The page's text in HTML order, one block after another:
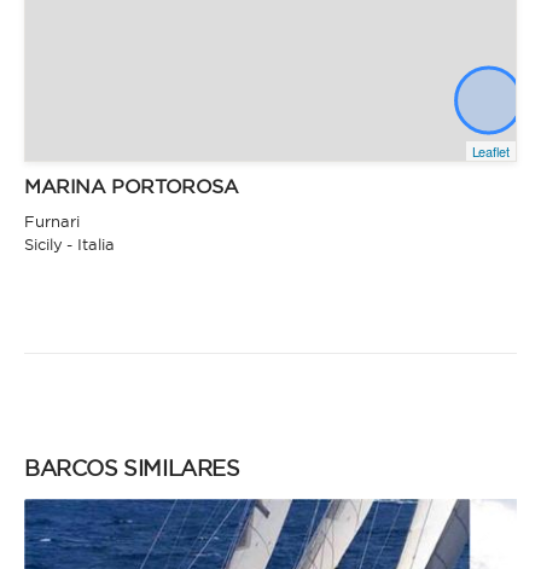
Leaflet
MARINA PORTOROSA
Furnari
Sicily - Italia
BARCOS SIMILARES